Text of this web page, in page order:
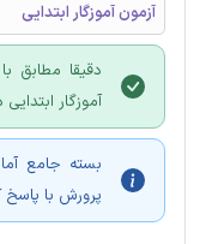
آزمون آموزگار ابتدایی
دقیقا مطابق
آموزگار ابتدایی در
بسته جامع
پرورش با پاسخ